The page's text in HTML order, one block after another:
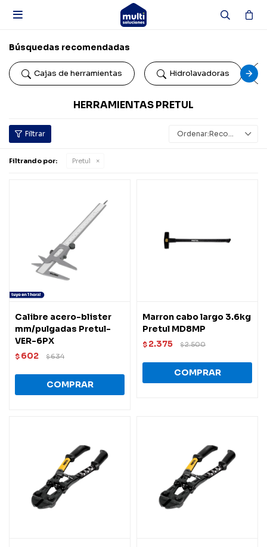

Búsquedas recomendadas
Cajas de herramientas Hidrolavadoras
HERRAMIENTAS PRETUL
Recomendados
Filtrando por: Pretul
Calibre acero-blister
mm/pulgadas Pretul-
VER-6PX
$ 602 $634
Marron cabo largo 3.6kg
Pretul MD8MP
$ 2.375 $2.500